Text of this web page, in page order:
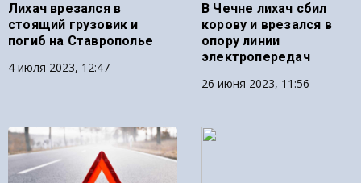
Лихач врезался в
стоящий грузовик и
погиб на Ставрополье
4 июля 2023, 12:47
В Чечне лихач сбил
корову и врезался в
опору линии
электропередач
26 июня 2023, 11:56